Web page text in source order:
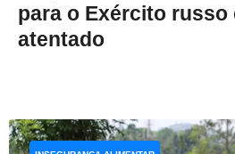
para o Exército russo
atentado